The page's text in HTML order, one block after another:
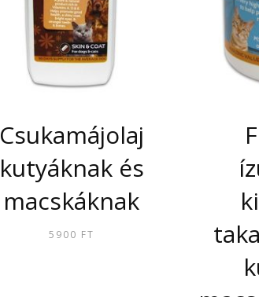
Csukamájolaj
kutyáknak és
macskáknak
5900 FT